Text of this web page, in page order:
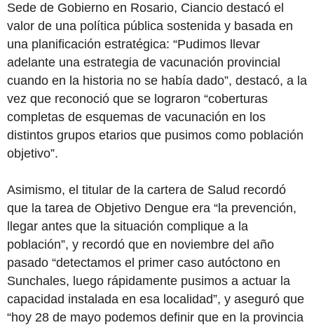
Sede de Gobierno en Rosario, Ciancio destacó el
valor de una política pública sostenida y basada en
una planificación estratégica: “Pudimos llevar
adelante una estrategia de vacunación provincial
cuando en la historia no se había dado”, destacó, a la
vez que reconoció que se lograron “coberturas
completas de esquemas de vacunación en los
distintos grupos etarios que pusimos como población
objetivo”.
Asimismo, el titular de la cartera de Salud recordó
que la tarea de Objetivo Dengue era “la prevención,
llegar antes que la situación complique a la
población”, y recordó que en noviembre del año
pasado “detectamos el primer caso autóctono en
Sunchales, luego rápidamente pusimos a actuar la
capacidad instalada en esa localidad”, y aseguró que
“hoy 28 de mayo podemos definir que en la provincia